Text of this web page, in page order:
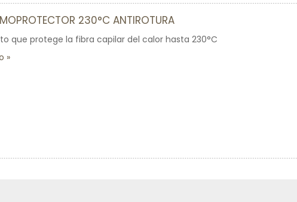
230°C ANTIROTURA
que protege la fibra capilar del calor hasta 230°C